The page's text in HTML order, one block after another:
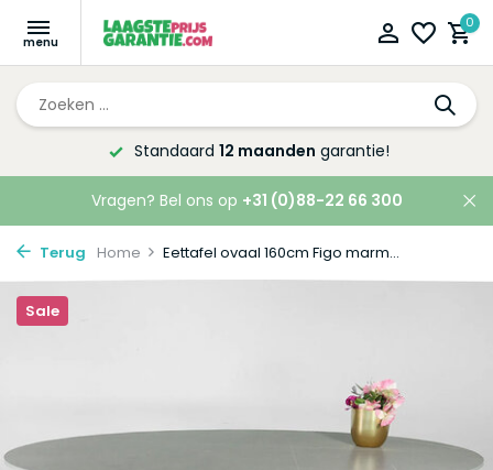
0
Altijd de laagsteprijsgarantie!
Vragen? Bel ons op +31 (0)88-22 66 300
Terug Home Eettafel ovaal 160cm Figo marm...
Sale